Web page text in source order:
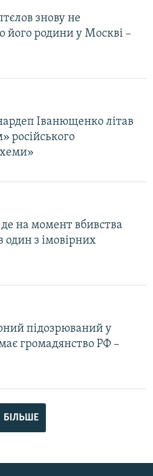
знову не
його родини у Москві –
Іванющенко літав
російського
на момент вбивства
з імовірних
підозрюваний у
громадянство РФ –
БІЛЬШЕ